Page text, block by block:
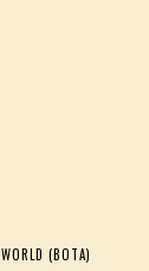
WORLD (BOTA)